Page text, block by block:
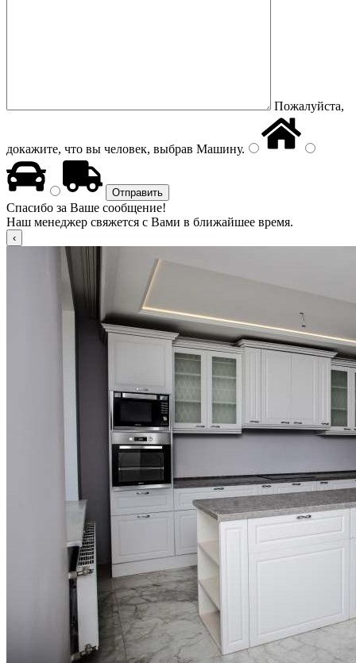
Пожалуйста,
докажите, что вы человек, выбрав Машину.
Спасибо за Ваше сообщение!
Наш менеджер свяжется с Вами в ближайшее время.